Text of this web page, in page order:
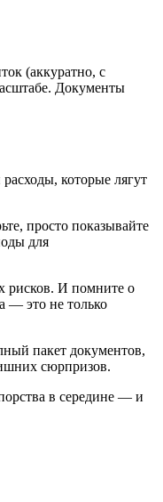
(аккуратно, с
Документы
которые лягут
просто показывайте
для
рисков. И помните о
— это не только
пакет документов,
сюрпризов.
в середине — и